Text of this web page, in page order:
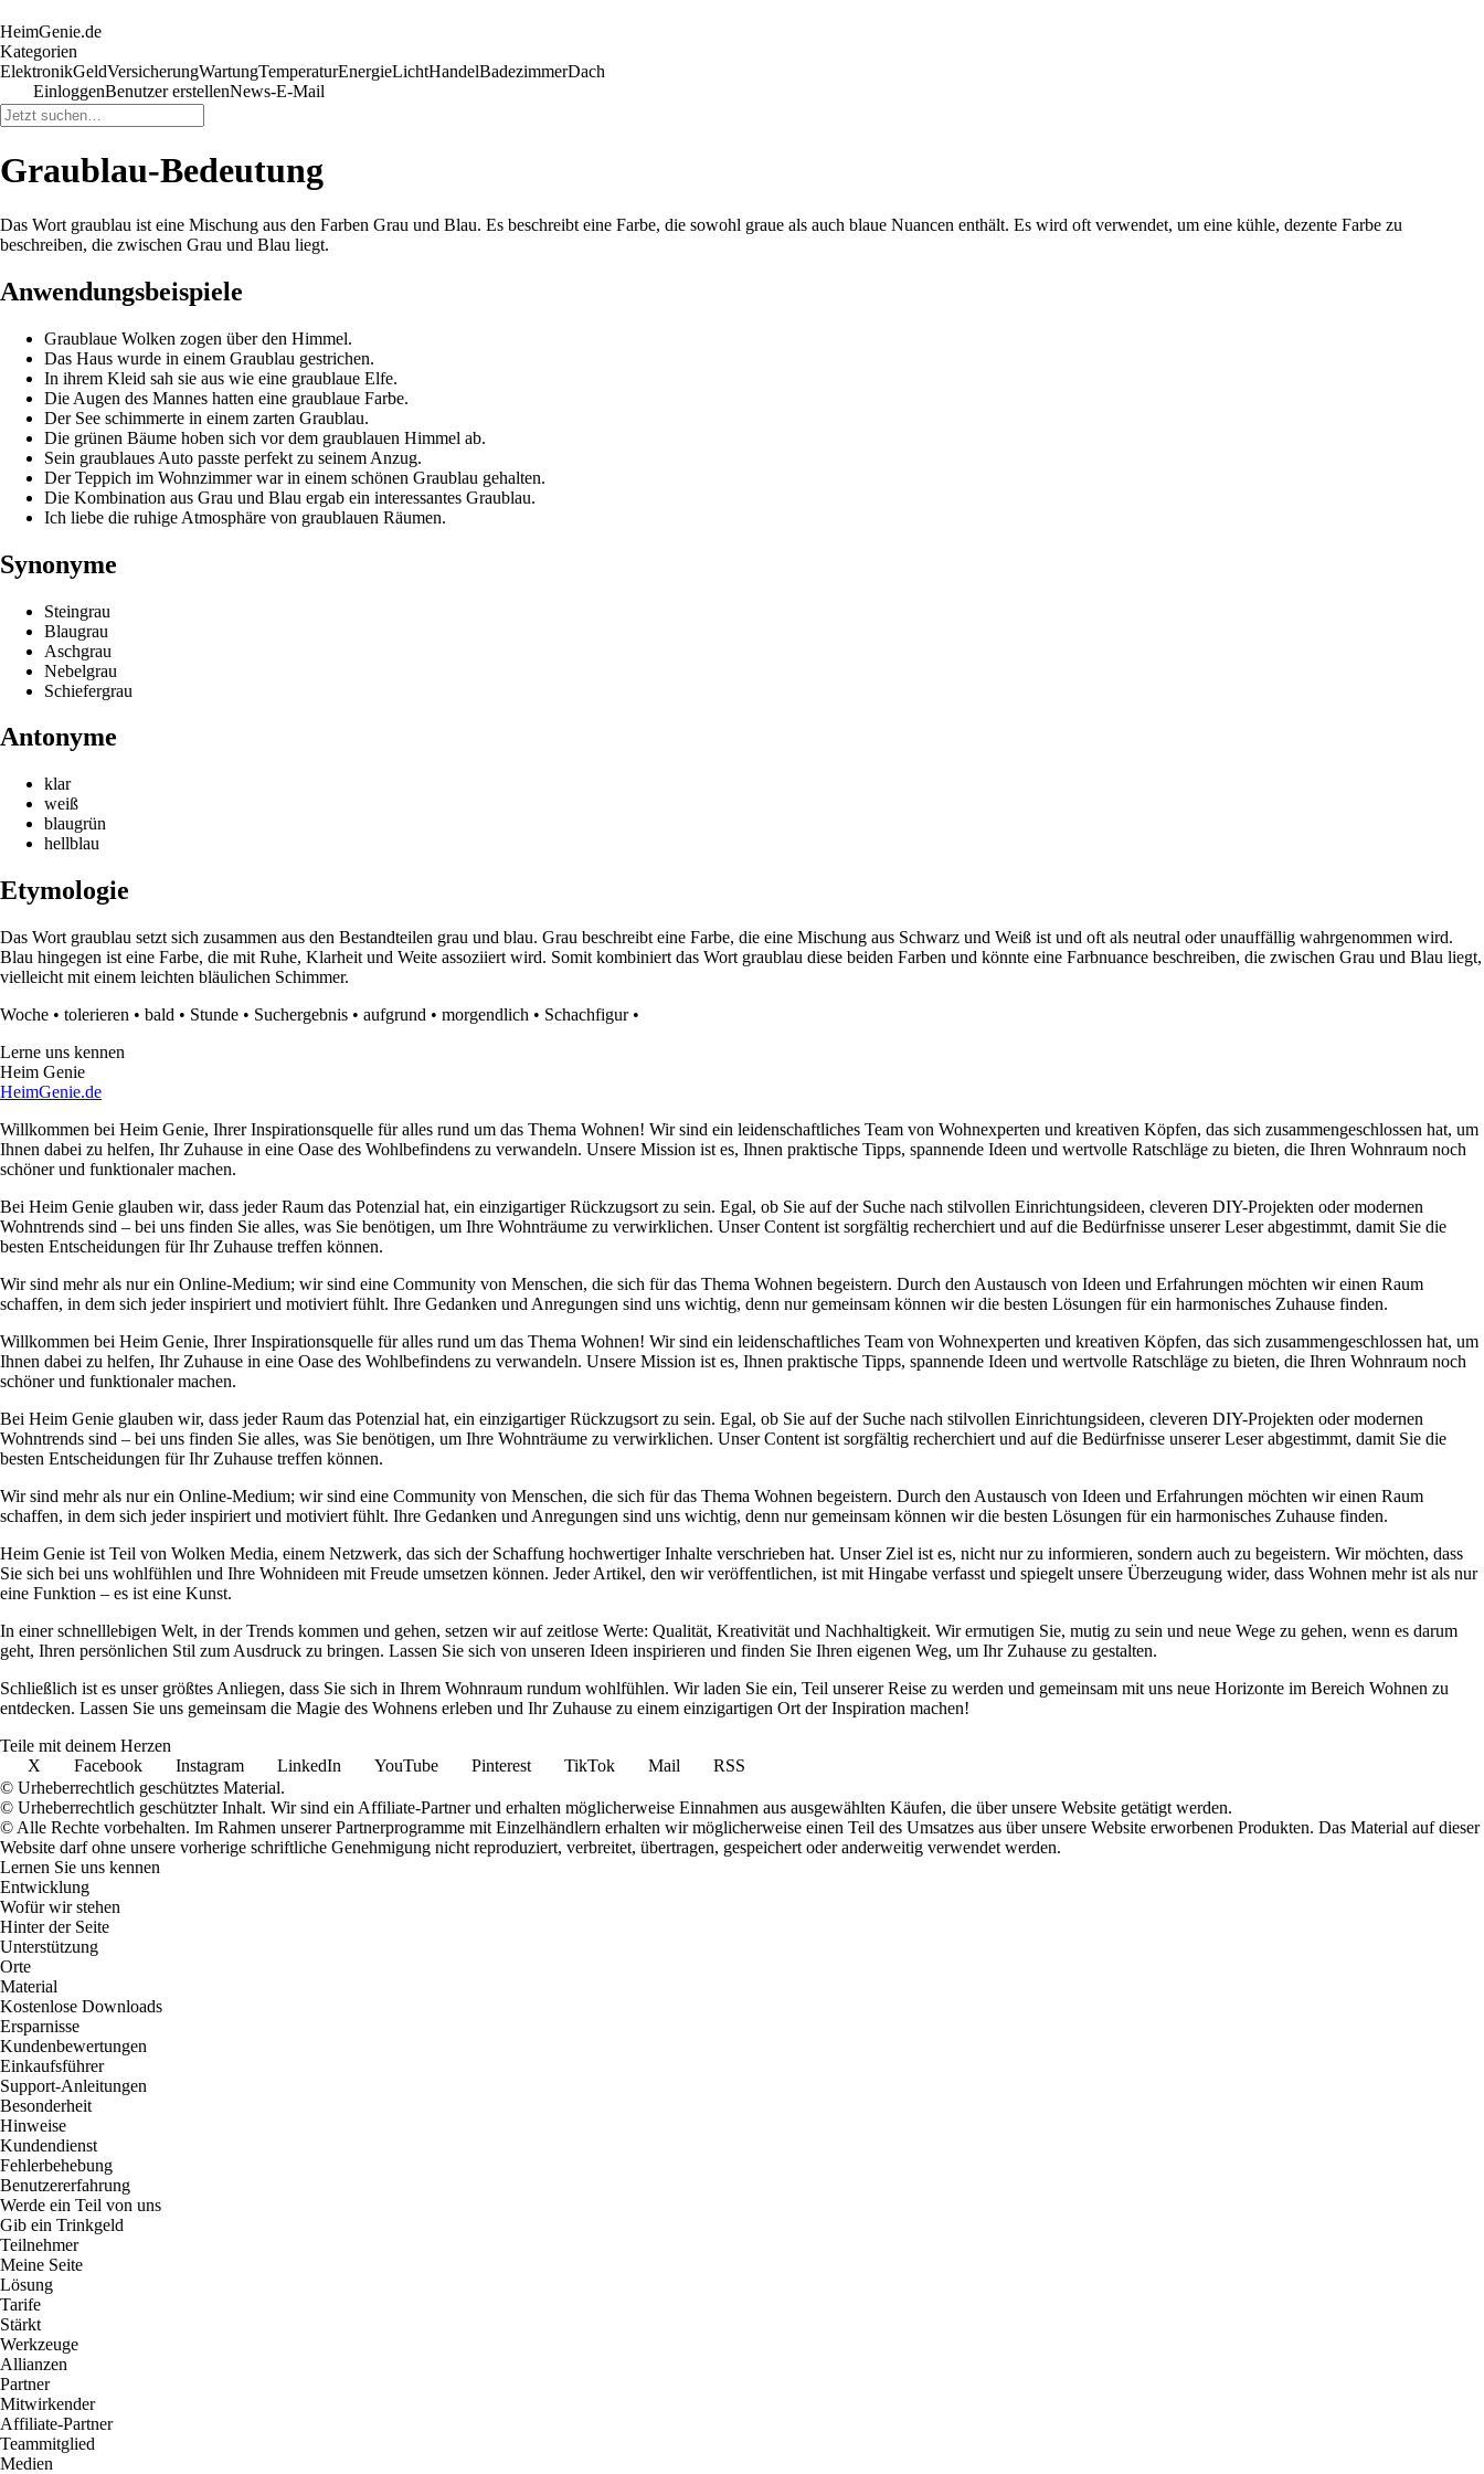
HeimGenie.de
Kategorien
ElektronikGeldVersicherungWartungTemperaturEnergieLichtHandelBadezimmerDach
EinloggenBenutzer erstellenNews-E-Mail
Graublau-Bedeutung
Das Wort graublau ist eine Mischung aus den Farben Grau und Blau. Es beschreibt eine Farbe, die sowohl graue als auch blaue Nuancen enthält. Es wird oft verwendet, um eine kühle, dezente Farbe zu
beschreiben, die zwischen Grau und Blau liegt.
Anwendungsbeispiele
Graublaue Wolken zogen über den Himmel.
Das Haus wurde in einem Graublau gestrichen.
In ihrem Kleid sah sie aus wie eine graublaue Elfe.
Die Augen des Mannes hatten eine graublaue Farbe.
Der See schimmerte in einem zarten Graublau.
Die grünen Bäume hoben sich vor dem graublauen Himmel ab.
Sein graublaues Auto passte perfekt zu seinem Anzug.
Der Teppich im Wohnzimmer war in einem schönen Graublau gehalten.
Die Kombination aus Grau und Blau ergab ein interessantes Graublau.
Ich liebe die ruhige Atmosphäre von graublauen Räumen.
Synonyme
Steingrau
Blaugrau
Aschgrau
Nebelgrau
Schiefergrau
Antonyme
klar
weiß
blaugrün
hellblau
Etymologie
Das Wort graublau setzt sich zusammen aus den Bestandteilen grau und blau. Grau beschreibt eine Farbe, die eine Mischung aus Schwarz und Weiß ist und oft als neutral oder unauffällig wahrgenommen wird.
Blau hingegen ist eine Farbe, die mit Ruhe, Klarheit und Weite assoziiert wird. Somit kombiniert das Wort graublau diese beiden Farben und könnte eine Farbnuance beschreiben, die zwischen Grau und Blau liegt,
vielleicht mit einem leichten bläulichen Schimmer.
Woche • tolerieren • bald • Stunde • Suchergebnis • aufgrund • morgendlich • Schachfigur•
Lerne uns kennen
Heim Genie
HeimGenie.de
Willkommen bei Heim Genie, Ihrer Inspirationsquelle für alles rund um das Thema Wohnen! Wir sind ein leidenschaftliches Team von Wohnexperten und kreativen Köpfen, das sich zusammengeschlossen hat, um
Ihnen dabei zu helfen, Ihr Zuhause in eine Oase des Wohlbefindens zu verwandeln. Unsere Mission ist es, Ihnen praktische Tipps, spannende Ideen und wertvolle Ratschläge zu bieten, die Ihren Wohnraum noch
schöner und funktionaler machen.
Bei Heim Genie glauben wir, dass jeder Raum das Potenzial hat, ein einzigartiger Rückzugsort zu sein. Egal, ob Sie auf der Suche nach stilvollen Einrichtungsideen, cleveren DIY-Projekten oder modernen
Wohntrends sind – bei uns finden Sie alles, was Sie benötigen, um Ihre Wohnträume zu verwirklichen. Unser Content ist sorgfältig recherchiert und auf die Bedürfnisse unserer Leser abgestimmt, damit Sie die
besten Entscheidungen für Ihr Zuhause treffen können.
Wir sind mehr als nur ein Online-Medium; wir sind eine Community von Menschen, die sich für das Thema Wohnen begeistern. Durch den Austausch von Ideen und Erfahrungen möchten wir einen Raum
schaffen, in dem sich jeder inspiriert und motiviert fühlt. Ihre Gedanken und Anregungen sind uns wichtig, denn nur gemeinsam können wir die besten Lösungen für ein harmonisches Zuhause finden.
Willkommen bei Heim Genie, Ihrer Inspirationsquelle für alles rund um das Thema Wohnen! Wir sind ein leidenschaftliches Team von Wohnexperten und kreativen Köpfen, das sich zusammengeschlossen hat, um
Ihnen dabei zu helfen, Ihr Zuhause in eine Oase des Wohlbefindens zu verwandeln. Unsere Mission ist es, Ihnen praktische Tipps, spannende Ideen und wertvolle Ratschläge zu bieten, die Ihren Wohnraum noch
schöner und funktionaler machen.
Bei Heim Genie glauben wir, dass jeder Raum das Potenzial hat, ein einzigartiger Rückzugsort zu sein. Egal, ob Sie auf der Suche nach stilvollen Einrichtungsideen, cleveren DIY-Projekten oder modernen
Wohntrends sind – bei uns finden Sie alles, was Sie benötigen, um Ihre Wohnträume zu verwirklichen. Unser Content ist sorgfältig recherchiert und auf die Bedürfnisse unserer Leser abgestimmt, damit Sie die
besten Entscheidungen für Ihr Zuhause treffen können.
Wir sind mehr als nur ein Online-Medium; wir sind eine Community von Menschen, die sich für das Thema Wohnen begeistern. Durch den Austausch von Ideen und Erfahrungen möchten wir einen Raum
schaffen, in dem sich jeder inspiriert und motiviert fühlt. Ihre Gedanken und Anregungen sind uns wichtig, denn nur gemeinsam können wir die besten Lösungen für ein harmonisches Zuhause finden.
Heim Genie ist Teil von Wolken Media, einem Netzwerk, das sich der Schaffung hochwertiger Inhalte verschrieben hat. Unser Ziel ist es, nicht nur zu informieren, sondern auch zu begeistern. Wir möchten, dass
Sie sich bei uns wohlfühlen und Ihre Wohnideen mit Freude umsetzen können. Jeder Artikel, den wir veröffentlichen, ist mit Hingabe verfasst und spiegelt unsere Überzeugung wider, dass Wohnen mehr ist als nur
eine Funktion – es ist eine Kunst.
In einer schnelllebigen Welt, in der Trends kommen und gehen, setzen wir auf zeitlose Werte: Qualität, Kreativität und Nachhaltigkeit. Wir ermutigen Sie, mutig zu sein und neue Wege zu gehen, wenn es darum
geht, Ihren persönlichen Stil zum Ausdruck zu bringen. Lassen Sie sich von unseren Ideen inspirieren und finden Sie Ihren eigenen Weg, um Ihr Zuhause zu gestalten.
Schließlich ist es unser größtes Anliegen, dass Sie sich in Ihrem Wohnraum rundum wohlfühlen. Wir laden Sie ein, Teil unserer Reise zu werden und gemeinsam mit uns neue Horizonte im Bereich Wohnen zu
entdecken. Lassen Sie uns gemeinsam die Magie des Wohnens erleben und Ihr Zuhause zu einem einzigartigen Ort der Inspiration machen!
Teile mit deinem Herzen
X
Facebook Instagram LinkedIn YouTube Pinterest TikTok Mail
RSS
© Urheberrechtlich geschütztes Material.
© Urheberrechtlich geschützter Inhalt. Wir sind ein Affiliate-Partner und erhalten möglicherweise Einnahmen aus ausgewählten Käufen, die über unsere Website getätigt werden.
© Alle Rechte vorbehalten. Im Rahmen unserer Partnerprogramme mit Einzelhändlern erhalten wir möglicherweise einen Teil des Umsatzes aus über unsere Website erworbenen Produkten. Das Material auf dieser
Website darf ohne unsere vorherige schriftliche Genehmigung nicht reproduziert, verbreitet, übertragen, gespeichert oder anderweitig verwendet werden.
Lernen Sie uns kennen
Entwicklung
Wofür wir stehen
Hinter der Seite
Unterstützung
Orte
Material
Kostenlose Downloads
Ersparnisse
Kundenbewertungen
Einkaufsführer
Support-Anleitungen
Besonderheit
Hinweise
Kundendienst
Fehlerbehebung
Benutzererfahrung
Werde ein Teil von uns
Gib ein Trinkgeld
Teilnehmer
Meine Seite
Lösung
Tarife
Stärkt
Werkzeuge
Allianzen
Partner
Mitwirkender
Affiliate-Partner
Teammitglied
Medien